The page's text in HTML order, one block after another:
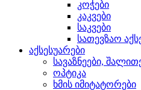
კოჭები
კაკვები
საკვები
სათევზაო
აქსესუარები
სავაზნეები,
ოპტიკა
ხმის იმიტატორები